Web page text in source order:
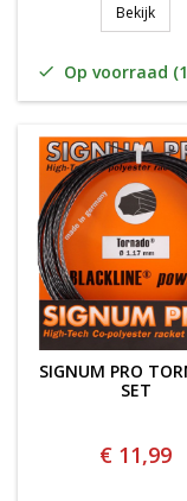
Bekijk
 Op voorraad
SIGNUM PRO
SET
€ 11,99